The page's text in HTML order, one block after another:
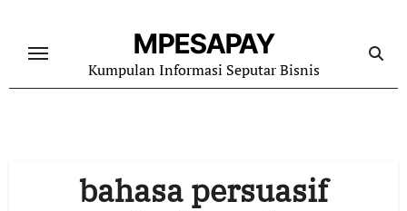
content
MPESAPAY
Kumpulan Informasi Seputar Bisnis
bahasa persuasif